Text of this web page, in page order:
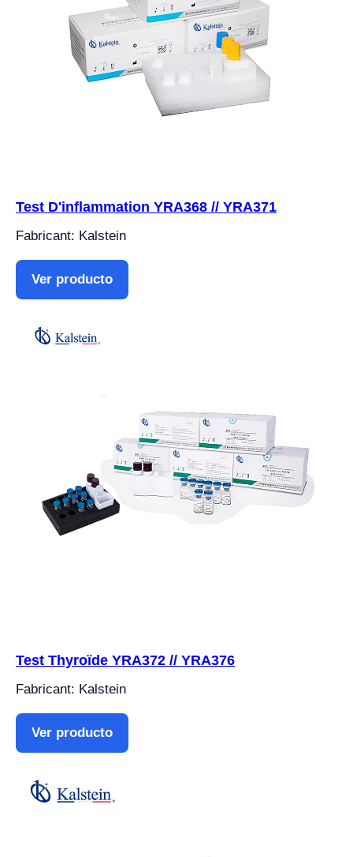
Test D'inflammation YRA368 // YRA371
Fabricant: Kalstein
Ver producto
Test Thyroïde YRA372 // YRA376
Fabricant: Kalstein
Ver producto